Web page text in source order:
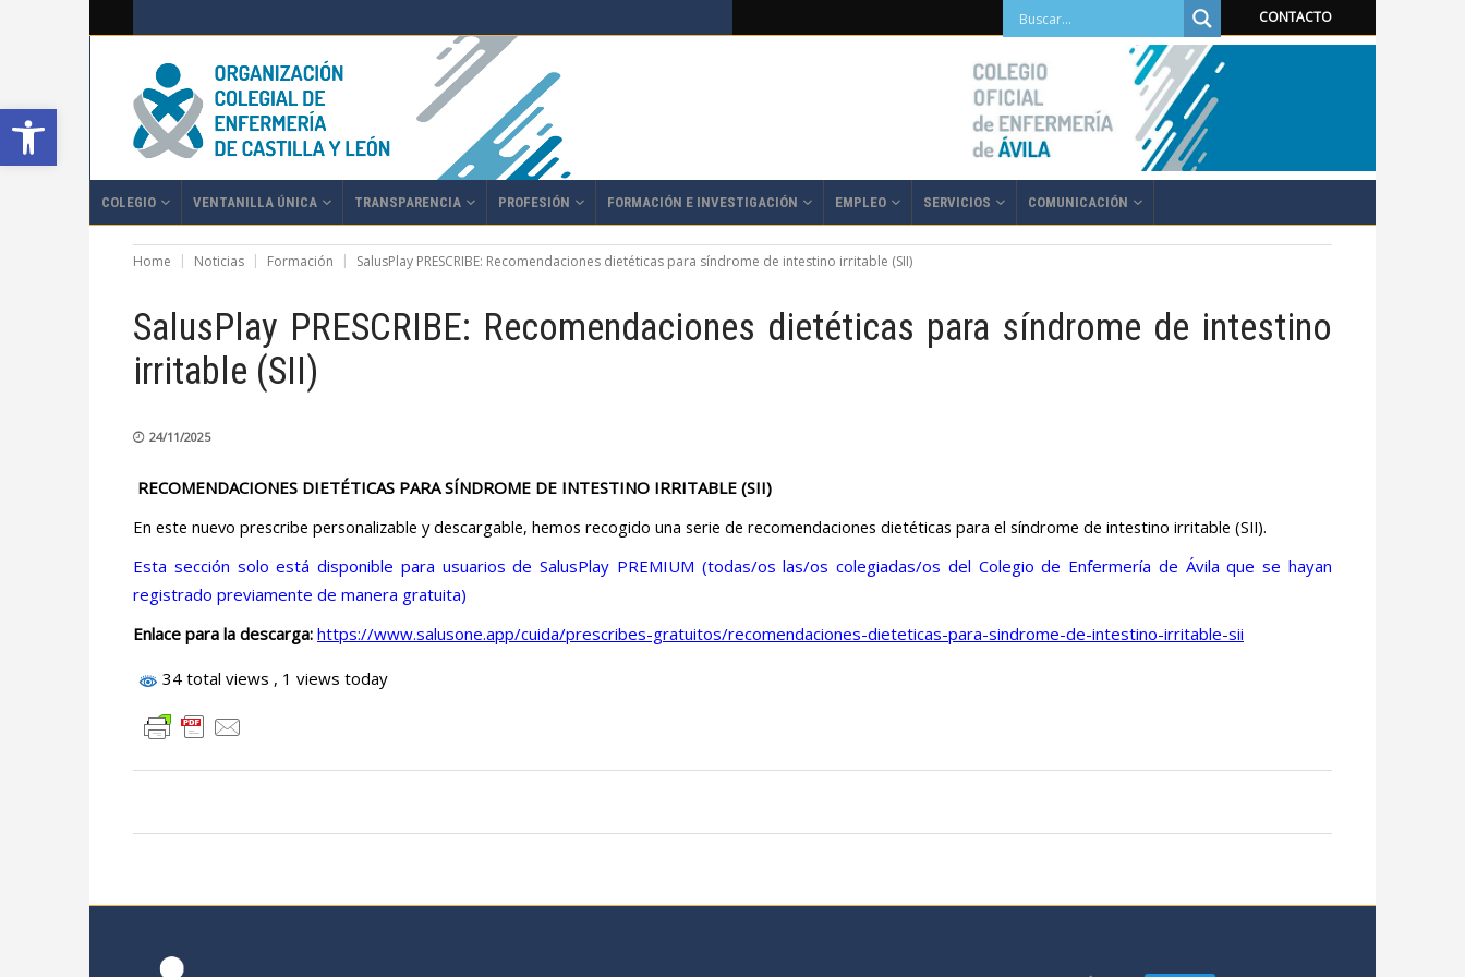
Abrir barra de herramientas
CONTACTO
COLEGIO VENTANILLA ÚNICA TRANSPARENCIA PROFESIÓN FORMACIÓN E INVESTIGACIÓN EMPLEO SERVICIOS COMUNICACIÓN
Home Noticias Formación SalusPlay PRESCRIBE: Recomendaciones dietéticas para síndrome de intestino irritable (SII)
SalusPlay PRESCRIBE: Recomendaciones dietéticas para síndrome de intestino
irritable (SII)
24/11/2025
RECOMENDACIONES DIETÉTICAS PARA SÍNDROME DE INTESTINO IRRITABLE (SII)
En este nuevo prescribe personalizable y descargable, hemos recogido una serie de recomendaciones dietéticas para el síndrome de intestino irritable (SII).
Esta sección solo está disponible para usuarios de SalusPlay PREMIUM (todas/os las/os colegiadas/os del Colegio de Enfermería de Ávila que se hayan
registrado previamente de manera gratuita)
Enlace para la descarga: https://www.salusone.app/cuida/prescribes-gratuitos/recomendaciones-dieteticas-para-sindrome-de-intestino-irritable-sii
34 total views , 1 views today